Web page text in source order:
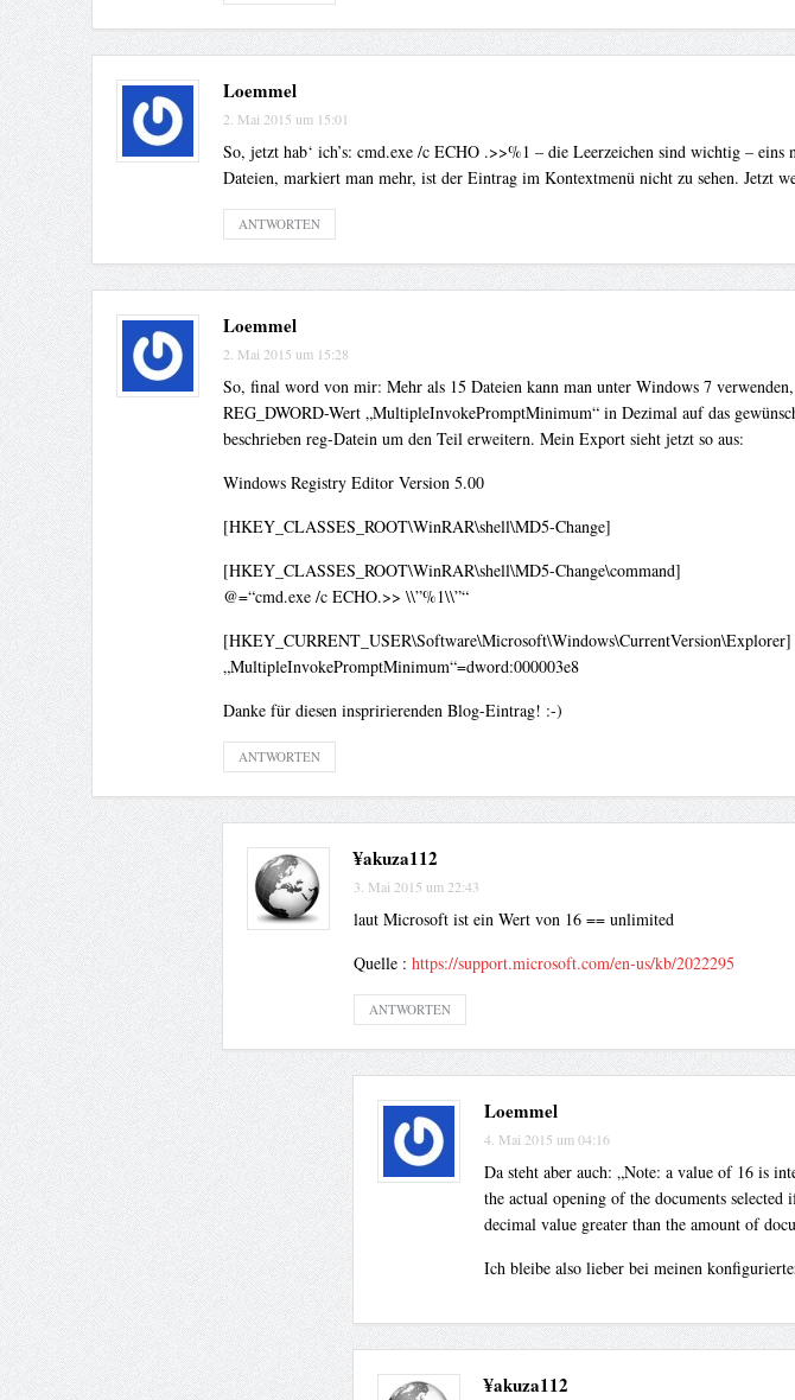
Loemmel
2. Mai 2015 um 15:01
So, jetzt hab‘ ich’s: cmd.exe /c ECHO .>>%1 – die Leerzeichen sind wichtig –
Dateien, markiert man mehr, ist der Eintrag im Kontextmenü nicht zu sehen. Jetzt
ANTWORTEN
Loemmel
2. Mai 2015 um 15:28
So, final word von mir: Mehr als 15 Dateien kann man unter Windows 7
REG_DWORD-Wert „MultipleInvokePromptMinimum“ in Dezimal auf das
beschrieben reg-Datein um den Teil erweitern. Mein Export sieht jetzt so aus:
Windows Registry Editor Version 5.00
[HKEY_CLASSES_ROOT\WinRAR\shell\MD5-Change]
[HKEY_CLASSES_ROOT\WinRAR\shell\MD5-Change\command]
@=“cmd.exe /c ECHO.>> \\”%1\\”“
[HKEY_CURRENT_USER\Software\Microsoft\Windows\CurrentVersion\Explorer]
„MultipleInvokePromptMinimum“=dword:000003e8
Danke für diesen inspririerenden Blog-Eintrag! :-)
ANTWORTEN
¥akuza112
3. Mai 2015 um 22:43
laut Microsoft ist ein Wert von 16 == unlimited
Quelle : https://support.microsoft.com/en-us/kb/2022295
ANTWORTEN
Loemmel
4. Mai 2015 um 04:16
Da steht aber auch: „Note: a value of 16 is
the actual opening of the documents
decimal value greater than the amount of
Ich bleibe also lieber bei meinen
¥akuza112